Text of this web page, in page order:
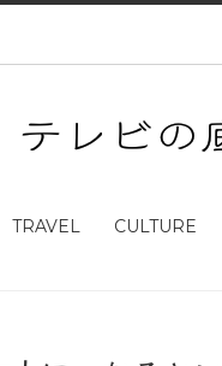
TRAVEL CULTURE